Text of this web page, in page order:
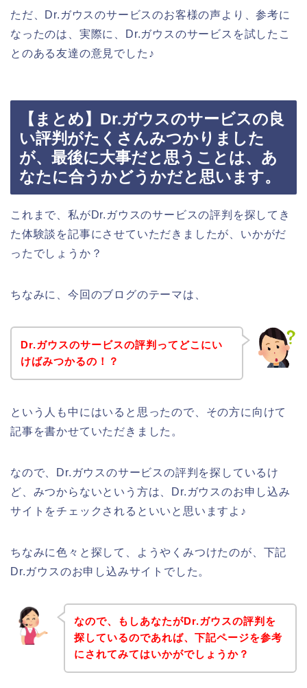
ただ、Dr.ガウスのサービスのお客様の声より、参考に
なったのは、実際に、Dr.ガウスのサービスを試したこ
とのある友達の意見でした♪
【まとめ】Dr.ガウスのサービスの良
い評判がたくさんみつかりました
が、最後に大事だと思うことは、あ
なたに合うかどうかだと思います。
これまで、私がDr.ガウスのサービスの評判を探してき
た体験談を記事にさせていただきましたが、いかがだ
ったでしょうか？
ちなみに、今回のブログのテーマは、
Dr.ガウスのサービスの評判ってどこにい
けばみつかるの！？
という人も中にはいると思ったので、その方に向けて
記事を書かせていただきました。
なので、Dr.ガウスのサービスの評判を探しているけ
ど、みつからないという方は、Dr.ガウスのお申し込み
サイトをチェックされるといいと思いますよ♪
ちなみに色々と探して、ようやくみつけたのが、下記
Dr.ガウスのお申し込みサイトでした。
なので、もしあなたがDr.ガウスの評判を
探しているのであれば、下記ページを参考
にされてみてはいかがでしょうか？